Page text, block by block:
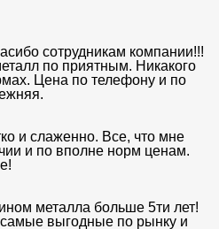
сотрудникам компании!!!
по приятным. Никакого
Цена по телефону и по
и слаженно. Все, что мне
и по вполне норм ценам.
металла больше 5ти лет!
выгодные по рынку и